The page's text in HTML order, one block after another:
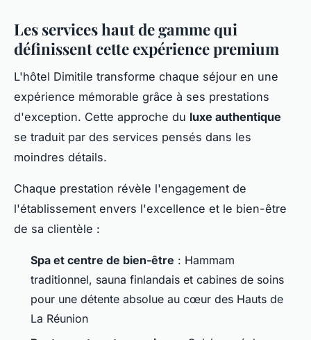
Les services haut de gamme qui
définissent cette expérience premium
L'hôtel Dimitile transforme chaque séjour en une
expérience mémorable grâce à ses prestations
d'exception. Cette approche du luxe authentique
se traduit par des services pensés dans les
moindres détails.
Chaque prestation révèle l'engagement de
l'établissement envers l'excellence et le bien-être
de sa clientèle :
Spa et centre de bien-être : Hammam
traditionnel, sauna finlandais et cabines de soins
pour une détente absolue au cœur des Hauts de
La Réunion